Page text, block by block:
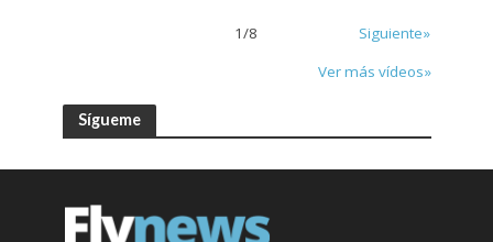
1/8
Siguiente»
Ver más vídeos»
Sígueme